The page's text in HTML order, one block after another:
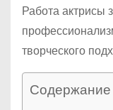
Работа актрисы
творческого
Содержание